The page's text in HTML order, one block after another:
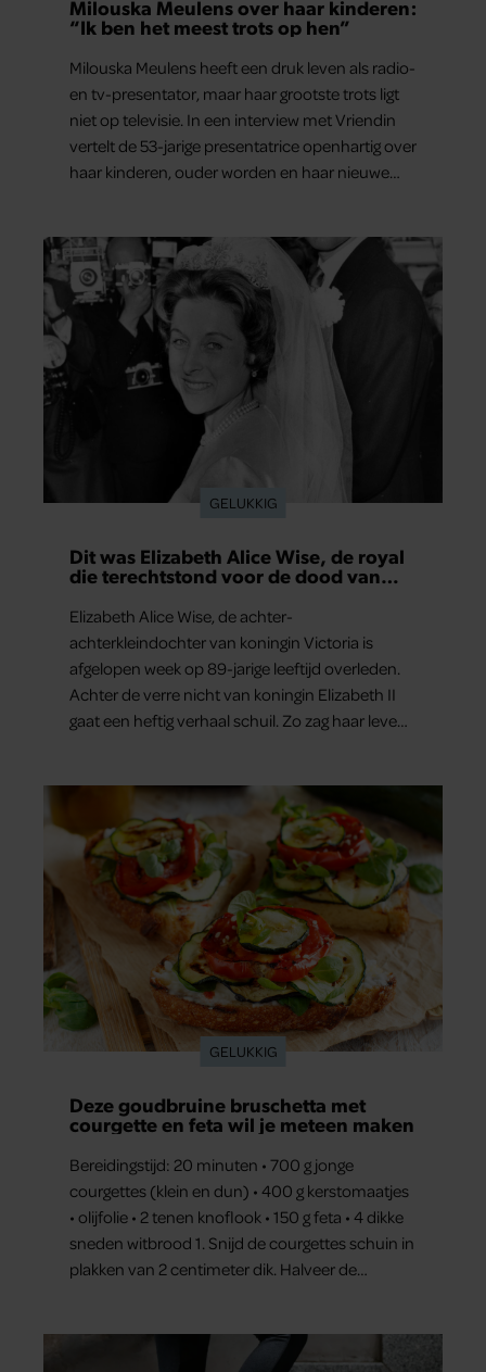
Milouska Meulens over haar kinderen:
“Ik ben het meest trots op hen”
Milouska Meulens heeft een druk leven als radio-
en tv-presentator, maar haar grootste trots ligt
niet op televisie. In een interview met Vriendin
vertelt de 53-jarige presentatrice openhartig over
haar kinderen, ouder worden en haar nieuwe
dag het meest bezighouden.
GELUKKIG
Dit was Elizabeth Alice Wise, de royal
die terechtstond voor de dood van
Elizabeth Alice Wise, de achter-
achterkleindochter van koningin Victoria is
afgelopen week op 89-jarige leeftijd overleden.
Achter de verre nicht van koningin Elizabeth II
gaat een heftig verhaal schuil. Zo zag haar leven
GELUKKIG
Deze goudbruine bruschetta met
courgette en feta wil je meteen maken
Bereidingstijd: 20 minuten • 700 g jonge
courgettes (klein en dun) • 400 g kerstomaatjes
• olijfolie • 2 tenen knoflook • 150 g feta • 4 dikke
sneden witbrood 1. Snijd de courgettes schuin in
plakken van 2 centimeter dik. Halveer de